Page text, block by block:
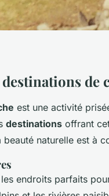
de
est une activité
destinations offrant
naturelle est à
endroits parfaits